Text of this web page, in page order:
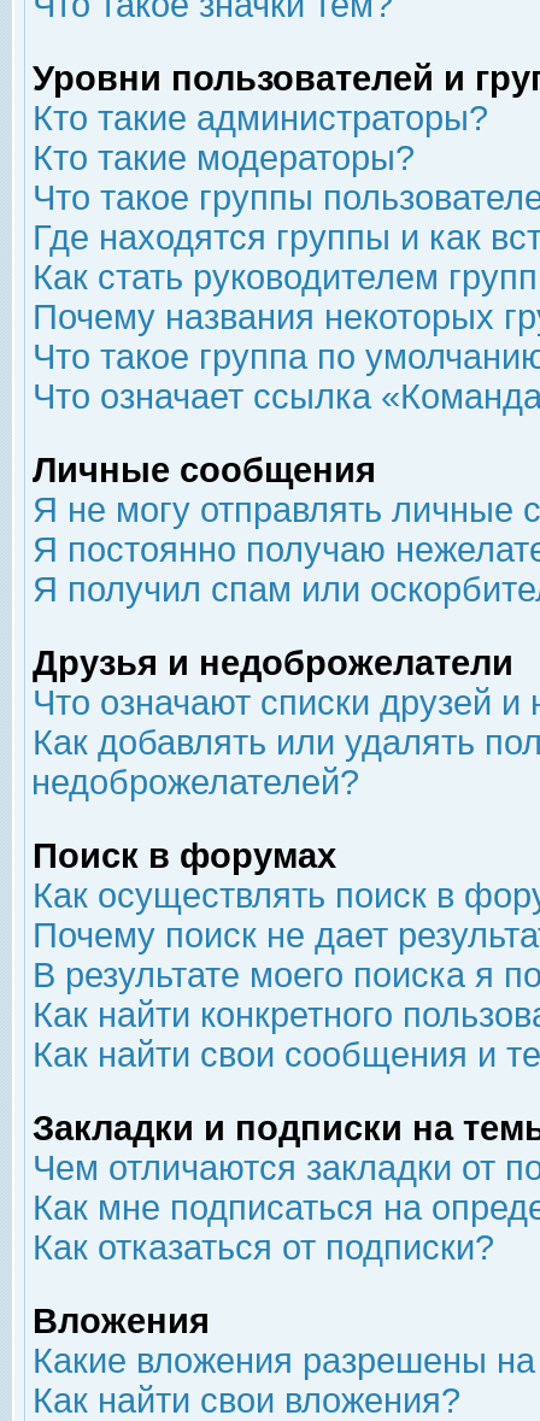
Уровни пользователей и
Кто такие администраторы?
Кто такие модераторы?
Что такое группы
Где находятся группы и как
Как стать руководителем
Почему названия некоторых
Что такое группа по
Что означает ссылка
Личные сообщения
Я не могу отправлять личные
Я постоянно получаю
Я получил спам или
Друзья и недоброжелатели
Что означают списки друзей
Как добавлять или удалять
недоброжелателей?
Поиск в форумах
Как осуществлять поиск в
Почему поиск не дает
В результате моего поиска я
Как найти конкретного
Как найти свои сообщения и
Закладки и подписки на
Чем отличаются закладки от
Как мне подписаться на
Как отказаться от подписки?
Вложения
Какие вложения разрешены
Как найти свои вложения?